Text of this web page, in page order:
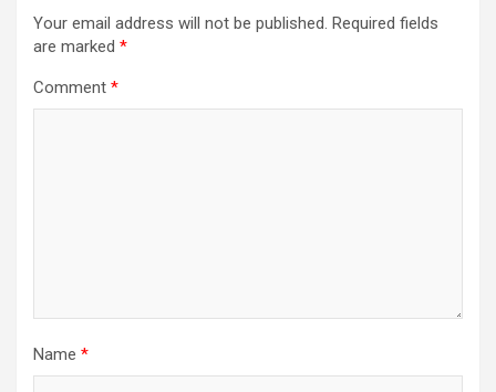
Your email address will not be published. Required fields
are marked *
Comment *
Name *